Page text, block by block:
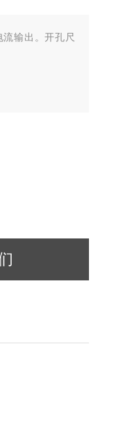
输出。开孔尺